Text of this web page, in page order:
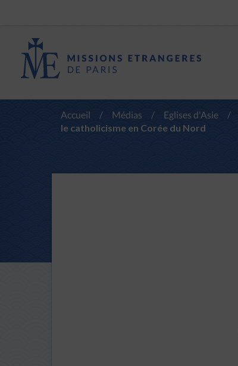
Accueil / Médias / Eglises d'Asie /
le catholicisme en Corée du Nord